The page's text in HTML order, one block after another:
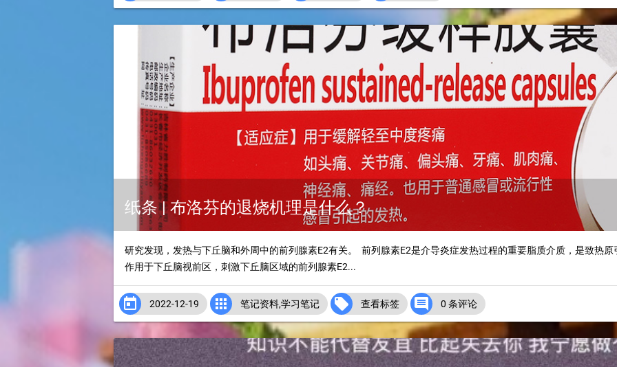
纸条 | 布洛芬的退烧机理是什么？
研究发现，发热与下丘脑和外周中的前列腺素E2有关。 前列腺素E2是介导炎症发热过程的重要脂质介质，是致热
作用于下丘脑视前区，刺激下丘脑区域的前列腺素E2...
 2022-12-19  笔记资料,学习笔记  查看标签  0 条评论